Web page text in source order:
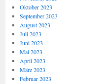
Oktober 2023
September 2023
August 2023
Juli 2023
Juni 2023
Mai 2023
April 2023
März 2023
Februar 2023